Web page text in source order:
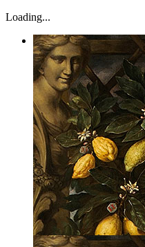
Loading...